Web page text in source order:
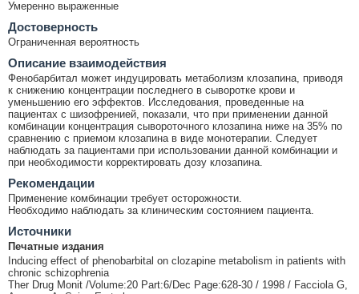
Умеренно выраженные
Достоверность
Ограниченная вероятность
Описание взаимодействия
Фенобарбитал может индуцировать метаболизм клозапина, приводя
к снижению концентрации последнего в сыворотке крови и
уменьшению его эффектов. Исследования, проведенные на
пациентах с шизофренией, показали, что при применении данной
комбинации концентрация сывороточного клозапина ниже на 35% по
сравнению с приемом клозапина в виде монотерапии. Следует
наблюдать за пациентами при использовании данной комбинации и
при необходимости корректировать дозу клозапина.
Рекомендации
Применение комбинации требует осторожности.
Необходимо наблюдать за клиническим состоянием пациента.
Источники
Печатные издания
Inducing effect of phenobarbital on clozapine metabolism in patients with
chronic schizophrenia
Ther Drug Monit /Volume:20 Part:6/Dec Page:628-30 / 1998 / Facciola G,